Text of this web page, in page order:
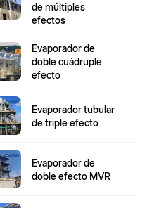
de múltiples
efectos
Evaporador de
doble cuádruple
efecto
Evaporador tubular
de triple efecto
Evaporador de
doble efecto MVR